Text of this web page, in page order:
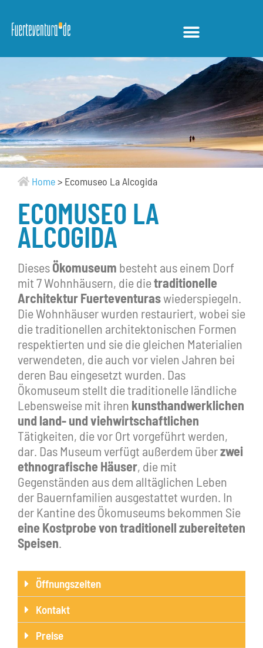
Home> Ecomuseo La Alcogida
ECOMUSEO LA
ALCOGIDA
DiesesÖkomuseum besteht aus einem Dorf
mit 7 Wohnhäusern, die dietraditionelle
Architektur Fuerteventuraswiederspiegeln.
Die Wohnhäuser wurden restauriert, wobei sie
die traditionellen architektonischen Formen
respektierten und sie die gleichen Materialien
verwendeten, die auch vor vielen Jahren bei
deren Bau eingesetzt wurden. Das
Ökomuseum stellt die traditionelle ländliche
Lebensweise mit ihren kunsthandwerklichen
und land- und viehwirtschaftlichen
Tätigkeiten, die vor Ort vorgeführt werden,
dar. Das Museum verfügt außerdem überzwei
ethnografische Häuser, die mit
Gegenständen aus dem alltäglichen Leben
der Bauernfamilien ausgestattet wurden. In
der Kantine des Ökomuseums bekommen Sie
eine Kostprobe von traditionell zubereiteten
Speisen
Öffnungszeiten
Kontakt
Preise